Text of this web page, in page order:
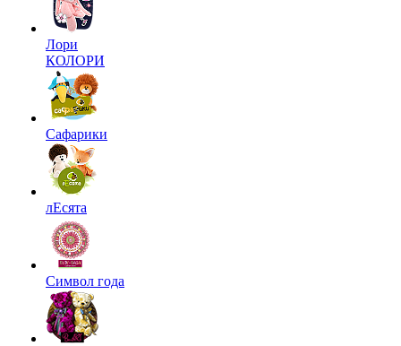
Лори
КОЛОРИ
Сафарики
лЕсята
Символ года